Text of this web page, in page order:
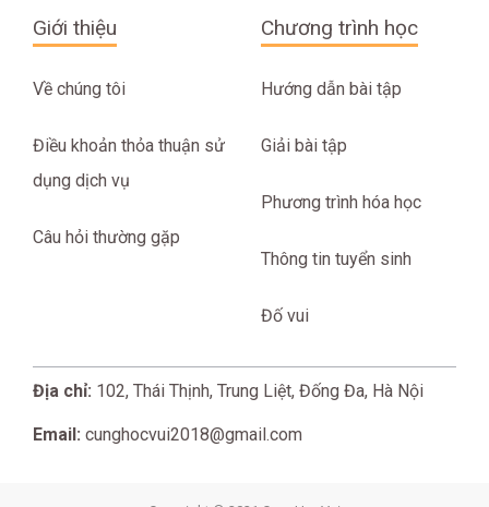
Giới thiệu
Về chúng tôi
Điều khoản thỏa thuận sử
dụng dịch vụ
Câu hỏi thường gặp
Chương trình học
Hướng dẫn bài tập
Giải bài tập
Phương trình hóa học
Thông tin tuyển sinh
Đố vui
Địa chỉ: 102, Thái Thịnh, Trung Liệt, Đống Đa, Hà Nội
Email: cunghocvui2018@gmail.com